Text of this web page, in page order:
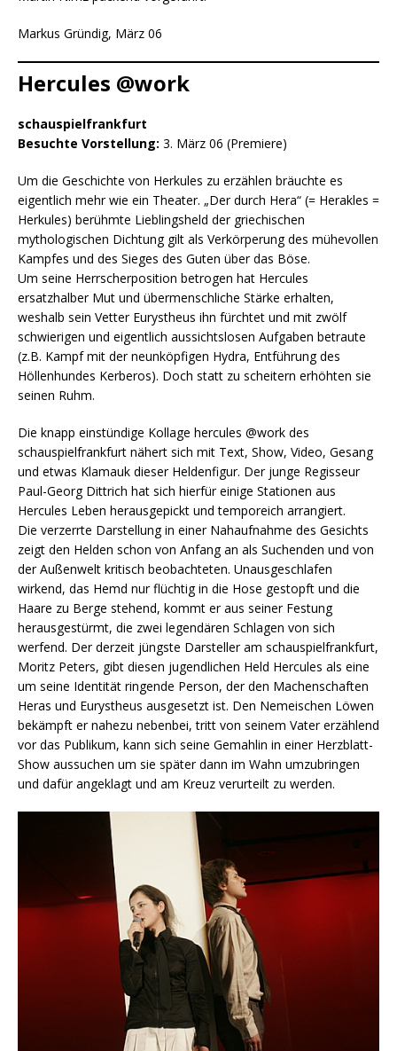
Markus Gründig, März 06
Hercules @work
schauspielfrankfurt
Besuchte Vorstellung: 3. März 06 (Premiere)
Um die Geschichte von Herkules zu erzählen bräuchte es
eigentlich mehr wie ein Theater. „Der durch Hera“ (= Herakles =
Herkules) berühmte Lieblingsheld der griechischen
mythologischen Dichtung gilt als Verkörperung des mühevollen
Kampfes und des Sieges des Guten über das Böse.
Um seine Herrscherposition betrogen hat Hercules
ersatzhalber Mut und übermenschliche Stärke erhalten,
weshalb sein Vetter Eurystheus ihn fürchtet und mit zwölf
schwierigen und eigentlich aussichtslosen Aufgaben betraute
(z.B. Kampf mit der neunköpfigen Hydra, Entführung des
Höllenhundes Kerberos). Doch statt zu scheitern erhöhten sie
seinen Ruhm.
Die knapp einstündige Kollage hercules @work des
schauspielfrankfurt nähert sich mit Text, Show, Video, Gesang
und etwas Klamauk dieser Heldenfigur. Der junge Regisseur
Paul-Georg Dittrich hat sich hierfür einige Stationen aus
Hercules Leben herausgepickt und temporeich arrangiert.
Die verzerrte Darstellung in einer Nahaufnahme des Gesichts
zeigt den Helden schon von Anfang an als Suchenden und von
der Außenwelt kritisch beobachteten. Unausgeschlafen
wirkend, das Hemd nur flüchtig in die Hose gestopft und die
Haare zu Berge stehend, kommt er aus seiner Festung
herausgestürmt, die zwei legendären Schlagen von sich
werfend. Der derzeit jüngste Darsteller am schauspielfrankfurt,
Moritz Peters, gibt diesen jugendlichen Held Hercules als eine
um seine Identität ringende Person, der den Machenschaften
Heras und Eurystheus ausgesetzt ist. Den Nemeischen Löwen
bekämpft er nahezu nebenbei, tritt von seinem Vater erzählend
vor das Publikum, kann sich seine Gemahlin in einer Herzblatt-
Show aussuchen um sie später dann im Wahn umzubringen
und dafür angeklagt und am Kreuz verurteilt zu werden.